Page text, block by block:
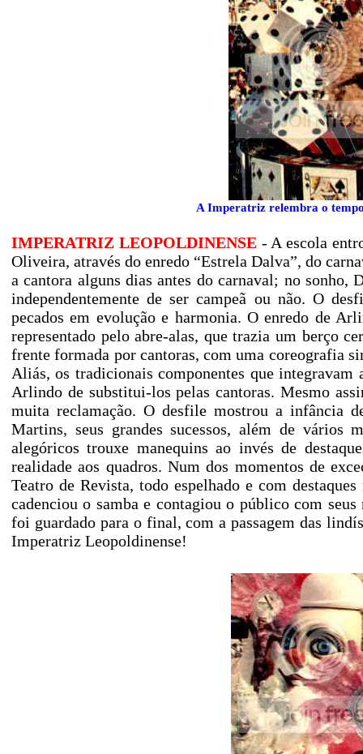
A Imperatriz relembra o
IMPERATRIZ LEOPOLDINENSE - A escola
Oliveira, através do enredo “Estrela Dalva”, do
a cantora alguns dias antes do carnaval; no
independentemente de ser campeã ou não. O
pecados em evolução e harmonia. O enredo de
representado pelo abre-alas, que trazia um berço
frente formada por cantoras, com uma coreografia
Aliás, os tradicionais componentes que
Arlindo de substitui-los pelas cantoras. Mesmo
muita reclamação. O desfile mostrou a infância
Martins, seus grandes sucessos, além de vários
alegóricos trouxe manequins ao invés de
realidade aos quadros. Num dos momentos de
Teatro de Revista, todo espelhado e com
cadenciou o samba e contagiou o público com
foi guardado para o final, com a passagem das
Imperatriz Leopoldinense!